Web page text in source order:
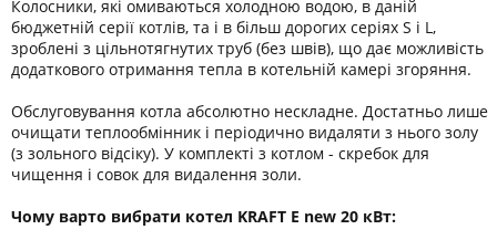
Колосники, які омиваються холодною водою, в даній
бюджетній серії котлів, та і в більш дорогих серіях S і L,
зроблені з цільнотягнутих труб (без швів), що дає можливість
додаткового отримання тепла в котельній камері згоряння.
Обслуговування котла абсолютно нескладне. Достатньо лише
очищати теплообмінник і періодично видаляти з нього золу
(з зольного відсіку). У комплекті з котлом - скребок для
чищення і совок для видалення золи.
Чому варто вибрати котел KRAFT E new 20 кВт: